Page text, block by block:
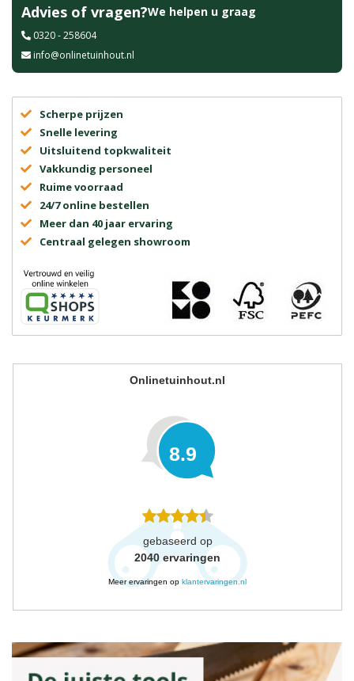
Advies of vragen?We helpen u graag
0320 - 258604
info@onlinetuinhout.nl
Scherpe prijzen
Snelle levering
Uitsluitend topkwaliteit
Vakkundig personeel
Ruime voorraad
24/7 online bestellen
Meer dan 40 jaar ervaring
Centraal gelegen showroom
Onlinetuinhout.nl
8.9
gebaseerd op
2040 ervaringen
Meer ervaringen op klantervaringen.nl